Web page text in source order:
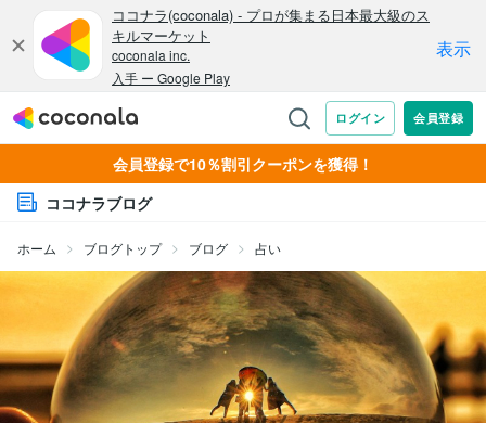
会員登録で10％割引クーポンを獲得！
ココナラブログ
ホーム ブログトップ ブログ 占い